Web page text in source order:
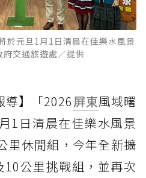
於元旦1月1日清晨在佳樂水風景
交通旅遊處／提供
導】「2026屏東風域曙
1日清晨在佳樂水風景
里休閒組，今年全新擴
公里挑戰組，並再次